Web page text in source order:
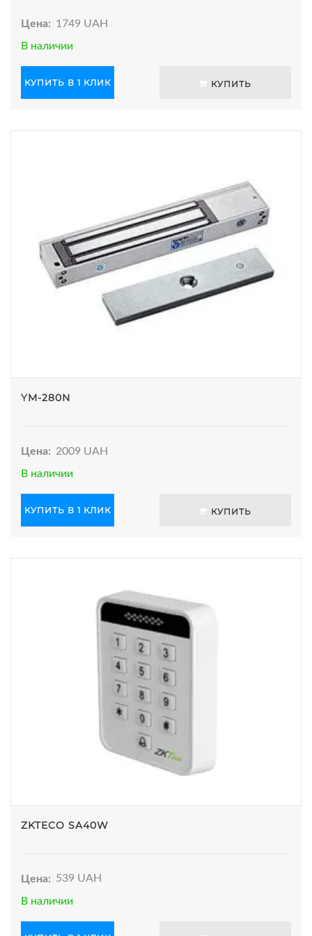
Цена: 1749 UAH
В наличии
КУПИТЬ В 1 КЛИК КУПИТЬ
YM-280N
Цена: 2009 UAH
В наличии
КУПИТЬ В 1 КЛИК КУПИТЬ
ZKTECO SA40W
Цена: 539 UAH
В наличии